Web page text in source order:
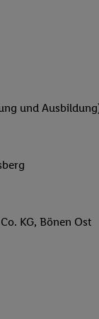
und
KG, Bönen Ost